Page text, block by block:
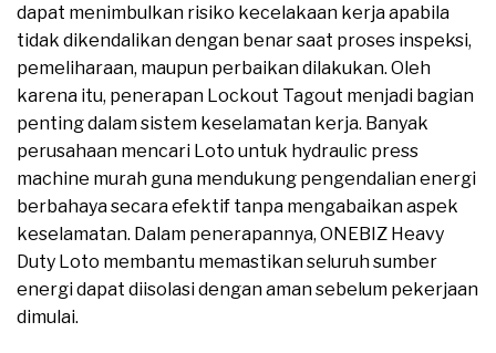
dapat menimbulkan risiko kecelakaan kerja apabila
tidak dikendalikan dengan benar saat proses inspeksi,
pemeliharaan, maupun perbaikan dilakukan. Oleh
karena itu, penerapan Lockout Tagout menjadi bagian
penting dalam sistem keselamatan kerja. Banyak
perusahaan mencari Loto untuk hydraulic press
machine murah guna mendukung pengendalian energi
berbahaya secara efektif tanpa mengabaikan aspek
keselamatan. Dalam penerapannya, ONEBIZ Heavy
Duty Loto membantu memastikan seluruh sumber
energi dapat diisolasi dengan aman sebelum pekerjaan
dimulai.